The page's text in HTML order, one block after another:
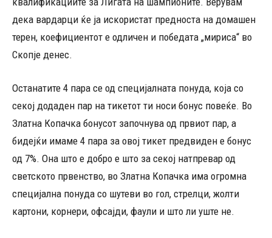
дека вардарци ќе ја искористат предноста на домашен
терен, коефициентот е одличен и победата „мириса“ во
Скопје денес.
Останатите 4 пара се од специјалната понуда, која со
секој додаден пар на тикетот ти носи бонус повеќе. Во
Златна Копачка бонусот започнува од првиот пар, а
бидејќи имаме 4 пара за овој тикет предвиден е бонус
од 7%. Она што е добро е што за секој натпревар од
светското првенство, во Златна Копачка има огромна
специјална понуда со шутеви во гол, стрелци, жолти
картони, корнери, офсајди, фаули и што ли уште не.